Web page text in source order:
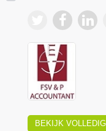
BEKIJK